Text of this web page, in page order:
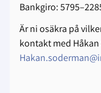
Bankgiro:
Är ni osäkra på
kontakt med